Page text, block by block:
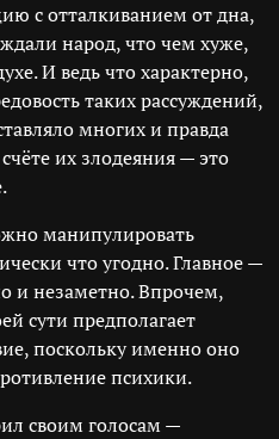
с отталкиванием от дна,
народ, что чем хуже,
И ведь что характерно,
таких рассуждений,
многих и правда
их злодеяния — это
манипулировать
что угодно. Главное —
и незаметно. Впрочем,
сути предполагает
поскольку именно оно
психики.
своим голосам —